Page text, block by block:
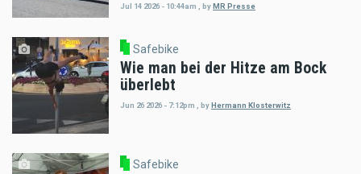
Jul 14 2026 - 10:44am byMR Presse
Safebike
Wie man bei der Hitze am Bock
überlebt
Jun 26 2026 - 7:12pm byHermann Klosterwitz
Safebike